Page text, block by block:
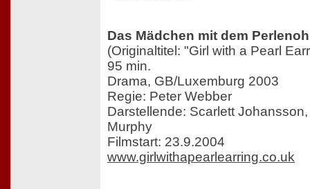
Das Mädchen mit dem
(Originaltitel: "Girl with a Pearl
95 min.
Drama, GB/Luxemburg 2003
Regie: Peter Webber
Darstellende: Scarlett
Murphy
Filmstart: 23.9.2004
www.girlwithapearlearring.co.uk